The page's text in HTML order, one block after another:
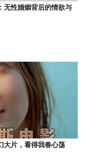
无性婚姻背后的情欲与
大片，看得我春心荡